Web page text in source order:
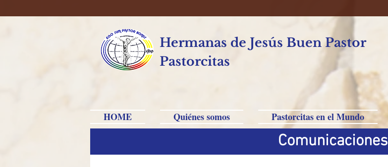
Hermanas de Jesús Buen Pastor
Pastorcitas
HOME Quiénes somos Pastorcitas en el Mundo
Comunicaciones